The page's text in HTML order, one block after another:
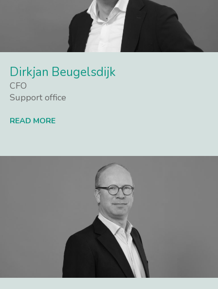
Dirkjan Beugelsdijk
CFO
Support office
READ MORE